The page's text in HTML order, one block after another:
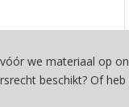
we materiaal op
beschikt? Of